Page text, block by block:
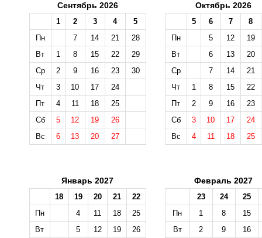
Сентябрь 2026
1 2 3 4
5
Пн
7 14 21
28
Вт
1 8 15 22
29
Ср
2 9 16 23
30
Чт
3 10 17
24
Пт
4 11 18
25
Сб
5 12 19
26
Вс
6 13 20 27
Октябрь 2026
5 6 7
8
Пн
5 12
19
Вт
6 13
20
Ср
7 14
21
Чт
1 8 15
22
Пт
2 9 16
23
Сб
3 10 17
24
Вс
4 11 18 25
Январь 2027
18 19 20 21
22
Пн
4 11 18
25
Вт
5 12 19
26
Февраль 2027
23 24
25
Пн
1 8
15
Вт
2 9
16